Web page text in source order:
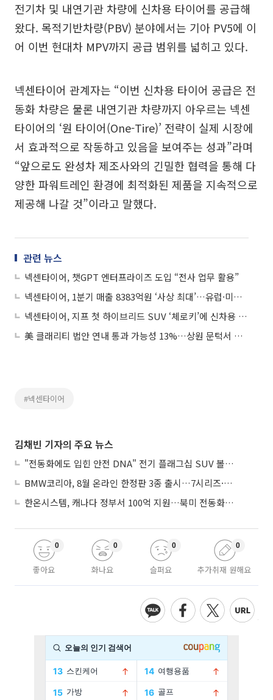
전기차 및 내연기관 차량에 신차용 타이어를 공급해
왔다. 목적기반차량(PBV) 분야에서는 기아 PV5에 이
어 이번 현대차 MPV까지 공급 범위를 넓히고 있다.
넥센타이어 관계자는 “이번 신차용 타이어 공급은 전
동화 차량은 물론 내연기관 차량까지 아우르는 넥센
타이어의 ‘원 타이어(One-Tire)’ 전략이 실제 시장에
서 효과적으로 작동하고 있음을 보여주는 성과”라며
“앞으로도 완성차 제조사와의 긴밀한 협력을 통해 다
양한 파워트레인 환경에 최적화된 제품을 지속적으로
제공해 나갈 것”이라고 말했다.
관련 뉴스
넥센타이어, 챗GPT 엔터프라이즈 도입 “전사 업무 활용”
넥센타이어, 1분기 매출 8383억원 ‘사상 최대’…유럽·미국 판매 호조
넥센타이어, 지프 첫 하이브리드 SUV ‘체로키’에 신차용 타이어 공급
美 클래리티 법안 연내 통과 가능성 13%…상원 문턱서 제동
#넥센타이어
김채빈 기자의 주요 뉴스
"전동화에도 입힌 안전 DNA" 전기 플래그십 SUV 볼보 'EX90'
BMW코리아, 8월 온라인 한정판 3종 출시…7시리즈·X7·M340i 투어링
한온시스템, 캐나다 정부서 100억 지원…북미 전동화 시장 가속
좋아요
0
화나요
0
슬퍼요
0
추가취재 원해요
0